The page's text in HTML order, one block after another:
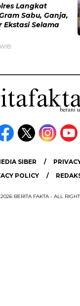
Langkat
Sabu, Ganja,
Ekstasi Selama
SIBER
POLICY
BERITA FAKTA - ALL